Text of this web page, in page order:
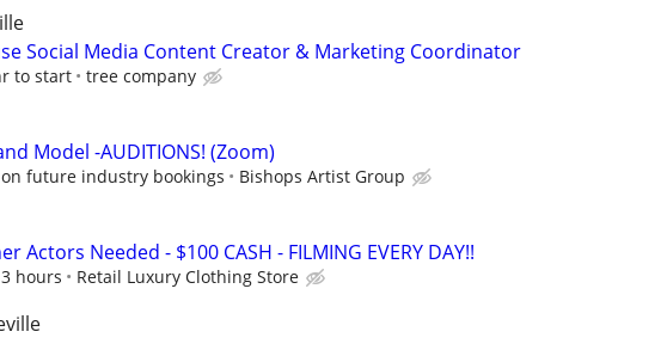
Social Media Content Creator & Marketing Coordinator
to start tree company
Model -AUDITIONS! (Zoom)
on future industry bookings Bishops Artist Group
Actors Needed - $100 CASH - FILMING EVERY DAY!!
hours Retail Luxury Clothing Store